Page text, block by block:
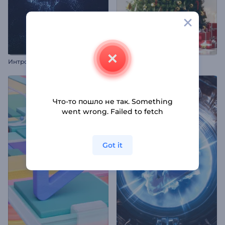
Интро: Наряженная елка
Что-то пошло не так. Something
went wrong. Failed to fetch
Got it